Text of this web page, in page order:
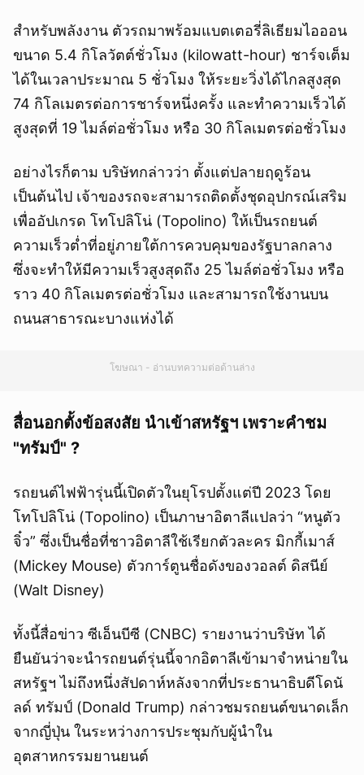
สำหรับพลังงาน ตัวรถมาพร้อมแบตเตอรี่ลิเธียมไอออน
ขนาด 5.4 กิโลวัตต์ชั่วโมง (kilowatt-hour) ชาร์จเต็ม
ได้ในเวลาประมาณ 5 ชั่วโมง ให้ระยะวิ่งได้ไกลสูงสุด
74 กิโลเมตรต่อการชาร์จหนึ่งครั้ง และทำความเร็วได้
สูงสุดที่ 19 ไมล์ต่อชั่วโมง หรือ 30 กิโลเมตรต่อชั่วโมง
อย่างไรก็ตาม บริษัทกล่าวว่า ตั้งแต่ปลายฤดูร้อน
เป็นต้นไป เจ้าของรถจะสามารถติดตั้งชุดอุปกรณ์เสริม
เพื่ออัปเกรด โทโปลิโน่ (Topolino) ให้เป็นรถยนต์
ความเร็วต่ำที่อยู่ภายใต้การควบคุมของรัฐบาลกลาง
ซึ่งจะทำให้มีความเร็วสูงสุดถึง 25 ไมล์ต่อชั่วโมง หรือ
ราว 40 กิโลเมตรต่อชั่วโมง และสามารถใช้งานบน
ถนนสาธารณะบางแห่งได้
โฆษณา - อ่านบทความต่อด้านล่าง
สื่อนอกตั้งข้อสงสัย นำเข้าสหรัฐฯ เพราะคำชม
"ทรัมป์" ?
รถยนต์ไฟฟ้ารุ่นนี้เปิดตัวในยุโรปตั้งแต่ปี 2023 โดย
โทโปลิโน่ (Topolino) เป็นภาษาอิตาลีแปลว่า “หนูตัว
จิ๋ว” ซึ่งเป็นชื่อที่ชาวอิตาลีใช้เรียกตัวละคร มิกกี้เมาส์
(Mickey Mouse) ตัวการ์ตูนชื่อดังของวอลต์ ดิสนีย์
(Walt Disney)
ทั้งนี้สื่อข่าว ซีเอ็นบีซี (CNBC) รายงานว่าบริษัท ได้
ยืนยันว่าจะนำรถยนต์รุ่นนี้จากอิตาลีเข้ามาจำหน่ายใน
สหรัฐฯ ไม่ถึงหนึ่งสัปดาห์หลังจากที่ประธานาธิบดีโดนั
ลด์ ทรัมป์ (Donald Trump) กล่าวชมรถยนต์ขนาดเล็ก
จากญี่ปุ่น ในระหว่างการประชุมกับผู้นำใน
อุตสาหกรรมยานยนต์